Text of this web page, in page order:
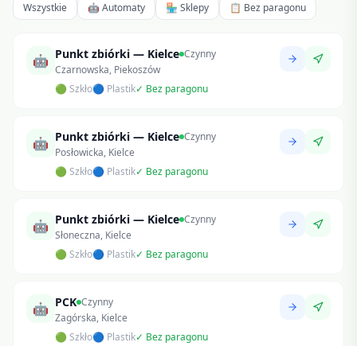
Wszystkie 🤖 Automaty 🏪 Sklepy 📋 Bez paragonu
🤖 Punkt zbiórki — Kielce Czynny
Czarnowska, Piekoszów
🟢 Szkło🔵 Plastik✓ Bez paragonu
🤖 Punkt zbiórki — Kielce Czynny
Posłowicka, Kielce
🟢 Szkło🔵 Plastik✓ Bez paragonu
🤖 Punkt zbiórki — Kielce Czynny
Słoneczna, Kielce
🟢 Szkło🔵 Plastik✓ Bez paragonu
🤖 PCK Czynny
Zagórska, Kielce
🟢 Szkło🔵 Plastik✓ Bez paragonu